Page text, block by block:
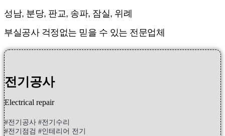
성남, 분당, 판교, 송파, 잠실, 위례
부실공사 걱정없는 믿을 수 있는 전문업체
전기공사
Electrical repair
#전기공사 #전기수리
#전기점검 #인테리어 전기